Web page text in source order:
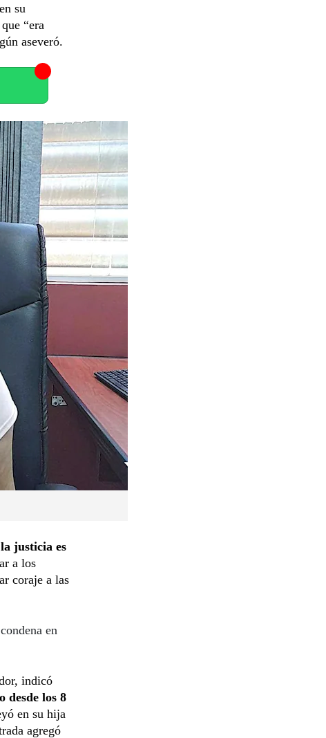
su
“era
aseveró.
la justicia es
a los
coraje a las
en
indicó
desde los 8
en su hija
agregó